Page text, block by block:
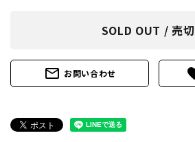
person 新規会員登録
SOLD OUT / 売
mail_outline お問い合わせ